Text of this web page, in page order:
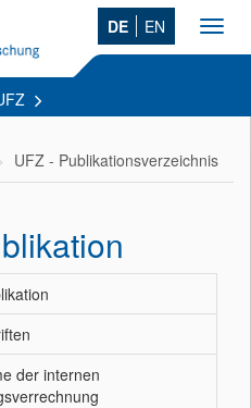
DE EN
UFZ - Publikationsverzeichnis
der internen